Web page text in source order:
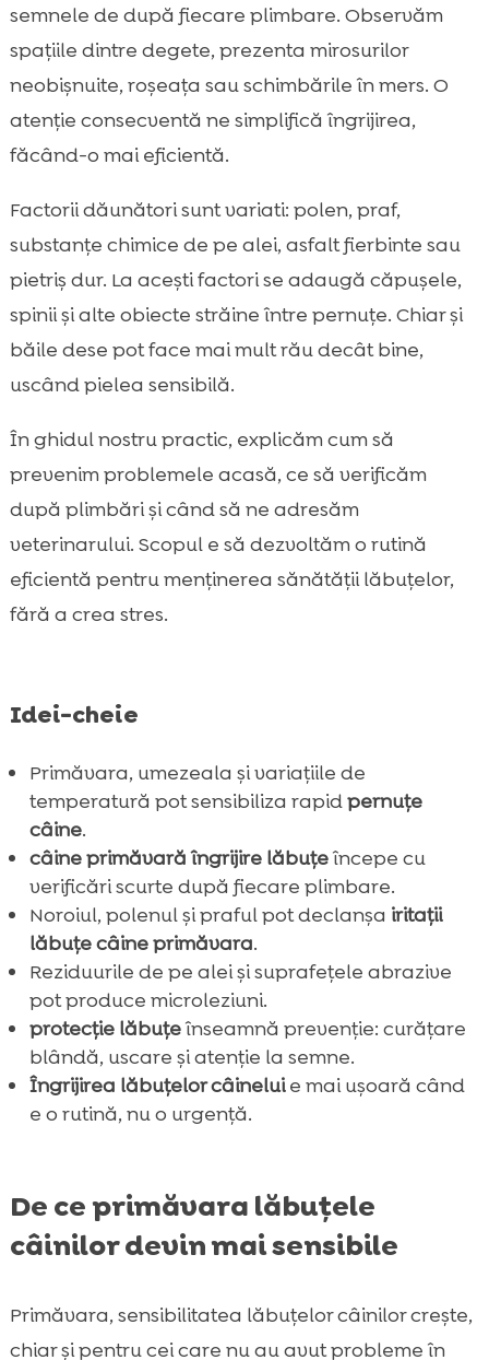
Căpușe, spini și corpuri străine prinse între
pernuțe
Tăierea unghiilor și îngrijirea părului dintre
pernuțe

Curățarea lăbuțelor după plimbare: pași
Hidratare și protecție: când aplicăm
balsam și cum alegem formula

Baia de primăvară și pielea sensibilă: cum
evităm uscarea excesivă

Nutriția care susține pielea și pernuțele:
rolul proteinelor și al vitaminelor
hipoalergenice pentru câini sensibili
 Recompense, apetit și igienă: ce adăugăm
fără să complicăm
Semne de alarmă la lăbuțe: când nu mai
Concluzie
FAQ
semnele de după fiecare plimbare. Observăm
spațiile dintre degete, prezenta mirosurilor
neobișnuite, roșeața sau schimbările în mers. O
atenție consecventă ne simplifică îngrijirea,
făcând-o mai eficientă.
Factorii dăunători sunt variati: polen, praf,
substanțe chimice de pe alei, asfalt fierbinte sau
pietriș dur. La acești factori se adaugă căpușele,
spinii și alte obiecte străine între pernuțe. Chiar și
băile dese pot face mai mult rău decât bine,
uscând pielea sensibilă.
În ghidul nostru practic, explicăm cum să
prevenim problemele acasă, ce să verificăm
după plimbări și când să ne adresăm
veterinarului. Scopul e să dezvoltăm o rutină
eficientă pentru menținerea sănătății lăbuțelor,
fără a crea stres.
Idei-cheie
Primăvara, umezeala și variațiile de
temperatură pot sensibiliza rapidpernuțe
câine.
câine primăvară îngrijire lăbuțeîncepe cu
verificări scurte după fiecare plimbare.
Noroiul, polenul și praful pot declanșa iritații
lăbuțe câine primăvara.
Reziduurile de pe alei și suprafețele abrazive
pot produce microleziuni.
protecție lăbuțeînseamnă prevenție: curățare
blândă, uscare și atenție la semne.
Îngrijirea lăbuțelor câineluie mai ușoară când
e o rutină, nu o urgență.
De ce primăvara lăbuțele
câinilor devin mai sensibile
Primăvara, sensibilitatea lăbuțelor câinilor crește,
chiar și pentru cei care nu au avut probleme în